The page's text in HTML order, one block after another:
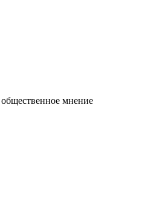
мнение